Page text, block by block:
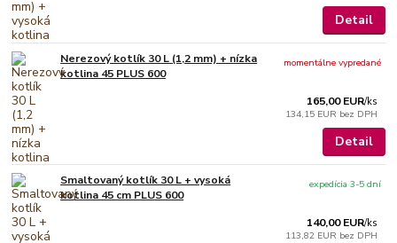
Detail
Nerezový kotlík 30 L (1,2 mm) + nízka
kotlina 45 PLUS 600
165,00 EUR/ks
134,15 EUR bez DPH
momentálne vypredané
Detail
Smaltovaný kotlík 30 L + vysoká
kotlina 45 cm PLUS 600
140,00 EUR/ks
113,82 EUR bez DPH
expedícia 3-5 dní